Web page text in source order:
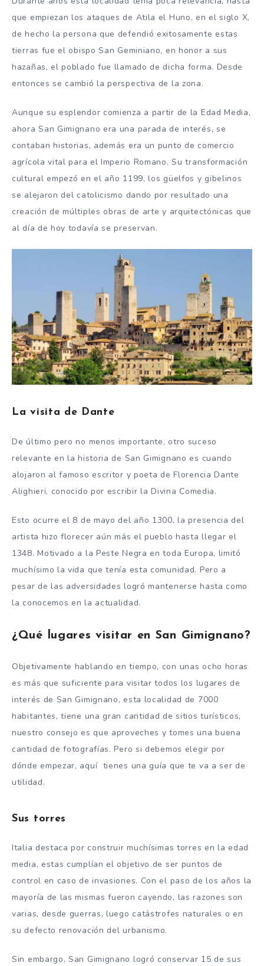
que empiezan los ataques de Atila el Huno, en el siglo X,
de hecho la persona que defendió exitosamente estas
tierras fue el obispo San Geminiano, en honor a sus
hazañas, el poblado fue llamado de dicha forma. Desde
entonces se cambió la perspectiva de la zona.
Aunque su esplendor comienza a partir de la Edad Media,
ahora San Gimignano era una parada de interés, se
contaban historias, además era un punto de comercio
agrícola vital para el Imperio Romano. Su transformación
cultural empezó en el año 1199, los güelfos y gibelinos
se alejaron del catolicismo dando por resultado una
creación de múltiples obras de arte y arquitectónicas que
al día de hoy todavía se preservan.
La visita de Dante
De último pero no menos importante, otro suceso
relevante en la historia de San Gimignano es cuando
alojaron al famoso escritor y poeta de Florencia Dante
Alighieri, conocido por escribir la Divina Comedia.
Esto ocurre el 8 de mayo del año 1300, la presencia del
artista hizo florecer aún más el pueblo hasta llegar el
1348. Motivado a la Peste Negra en toda Europa, limitó
muchísimo la vida que tenía esta comunidad. Pero a
pesar de las adversidades logró mantenerse hasta como
la conocemos en la actualidad.
¿Qué lugares visitar en San Gimignano?
Objetivamente hablando en tiempo, con unas ocho horas
es más que suficiente para visitar todos los lugares de
interés de San Gimignano, esta localidad de 7000
habitantes, tiene una gran cantidad de sitios turísticos,
nuestro consejo es que aproveches y tomes una buena
cantidad de fotografías. Pero si debemos elegir por
dónde empezar, aquí tienes una guía que te va a ser de
utilidad.
Sus torres
Italia destaca por construir muchísimas torres en la edad
media, estas cumplían el objetivo de ser puntos de
control en caso de invasiones. Con el paso de los años la
mayoría de las mismas fueron cayendo, las razones son
varias, desde guerras, luego catástrofes naturales o en
su defecto renovación del urbanismo.
Sin embargo, San Gimignano logró conservar 15 de sus